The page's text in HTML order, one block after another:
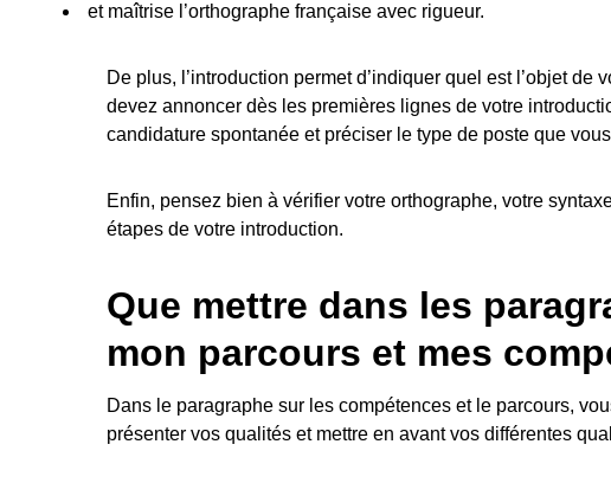
et maîtrise l’orthographe française avec rigueur.
De plus, l’introduction permet d’indiquer quel est l’objet de
devez annoncer dès les premières lignes de votre
candidature spontanée et préciser le type de poste que
Enfin, pensez bien à vérifier votre orthographe, votre
étapes de votre introduction.
Que mettre dans les
mon parcours et mes
Dans le paragraphe sur les compétences et le parcours,
présenter vos qualités et mettre en avant vos différentes